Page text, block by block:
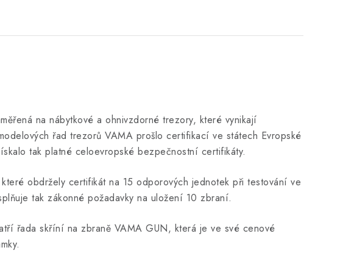
na nábytkové a ohnivzdorné trezory, které vynikají
řad trezorů VAMA prošlo certifikací ve státech Evropské
tak platné celoevropské bezpečnostní certifikáty.
obdržely certifikát na 15 odporových jednotek při testování ve
tak zákonné požadavky na uložení 10 zbraní.
řada skříní na zbraně VAMA GUN, která je ve své cenové